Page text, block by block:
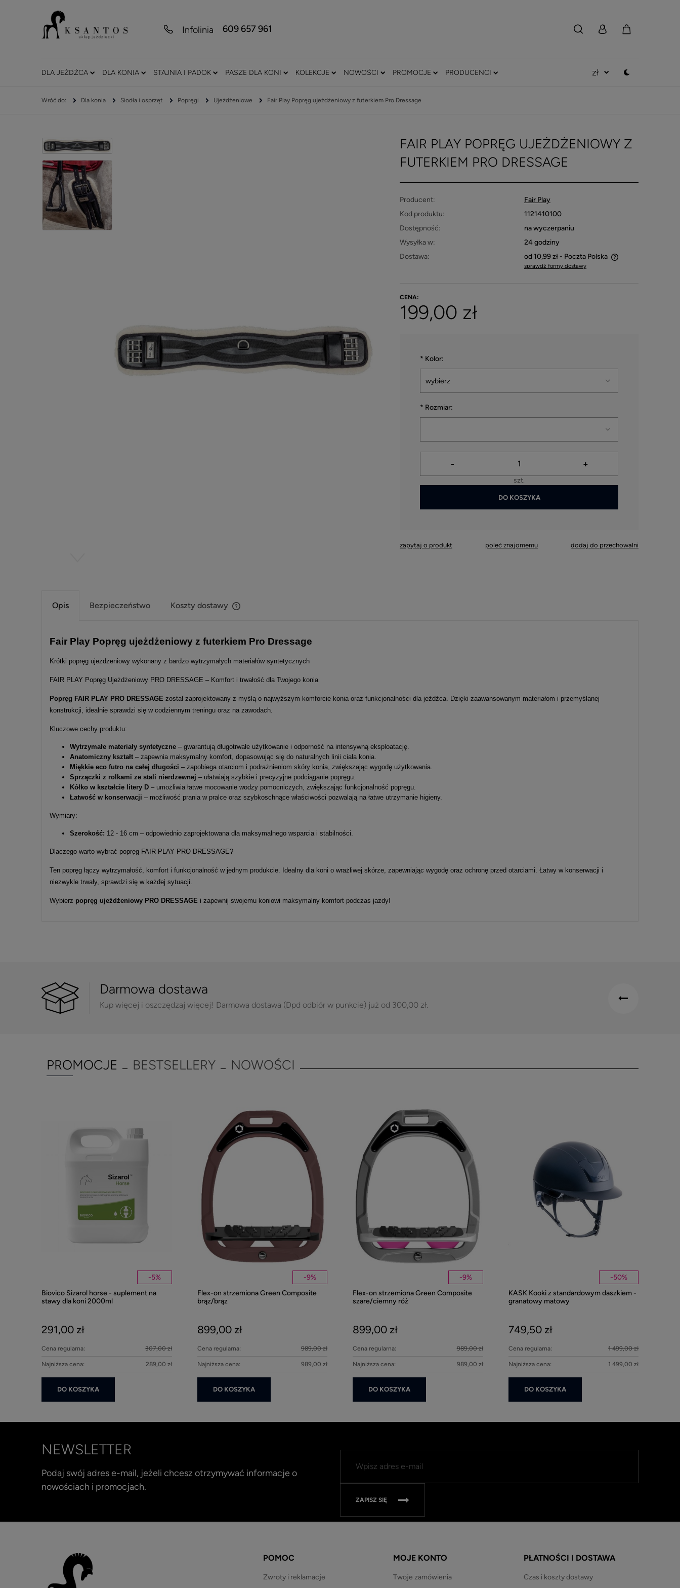
Infolinia 609 657 961
DLA JEŹDŹCA DLA KONIA STAJNIA I PADOK PASZE DLA KONI KOLEKCJE NOWOŚCI PROMOCJE PRODUCENCI
Dla konia Siodła i osprzęt Popręgi Ujeżdżeniowe Fair Play Popręg ujeżdżeniowy z futerkiem Pro Dressage
FAIR PLAY POPRĘG UJEŻDŻENIOWY Z
FUTERKIEM PRO DRESSAGE
Producent:
Fair Play
Kod produktu:
1121410100
Dostępność:
na wyczerpaniu
Wysyłka w:
24 godziny
Dostawa:
od 10,99 zł - Poczta Polska
sprawdź formy dostawy
CENA:
199,00 zł
* Kolor:
* Rozmiar:
- +
szt.
DO KOSZYKA
zapytaj o produkt poleć znajomemu dodaj do przechowalni
Opis Bezpieczeństwo Koszty dostawy
płatności
Fair Play Popręg ujeżdżeniowy z futerkiem Pro Dressage
Krótki popręg ujeżdżeniowy wykonany z bardzo wytrzymałych materiałów syntetycznych
FAIR PLAY Popręg Ujeżdżeniowy PRO DRESSAGE – Komfort i trwałość dla Twojego konia
Popręg FAIR PLAY PRO DRESSAGE został zaprojektowany z myślą o najwyższym komforcie konia oraz funkcjonalności dla jeźdźca. Dzięki zaawansowanym materiałom i przemyślanej
konstrukcji, idealnie sprawdzi się w codziennym treningu oraz na zawodach.
Kluczowe cechy produktu:
Wytrzymałe materiały syntetyczne – gwarantują długotrwałe użytkowanie i odporność na intensywną eksploatację.
Anatomiczny kształt – zapewnia maksymalny komfort, dopasowując się do naturalnych linii ciała konia.
Miękkie eco futro na całej długości – zapobiega otarciom i podrażnieniom skóry konia, zwiększając wygodę użytkowania.
Sprzączki z rolkami ze stali nierdzewnej – ułatwiają szybkie i precyzyjne podciąganie popręgu.
Kółko w kształcie litery D – umożliwia łatwe mocowanie wodzy pomocniczych, zwiększając funkcjonalność popręgu.
Łatwość w konserwacji – możliwość prania w pralce oraz szybkoschnące właściwości pozwalają na łatwe utrzymanie higieny.
Wymiary:
Szerokość: 12 - 16 cm – odpowiednio zaprojektowana dla maksymalnego wsparcia i stabilności.
Dlaczego warto wybrać popręg FAIR PLAY PRO DRESSAGE?
Ten popręg łączy wytrzymałość, komfort i funkcjonalność w jednym produkcie. Idealny dla koni o wrażliwej skórze, zapewniając wygodę oraz ochronę przed otarciami. Łatwy w konserwacji i
niezwykle trwały, sprawdzi się w każdej sytuacji.
Wybierz popręg ujeżdżeniowy PRO DRESSAGE i zapewnij swojemu koniowi maksymalny komfort podczas jazdy!
Darmowa dostawa
Kup więcej i oszczędzaj więcej! Darmowa dostawa (Dpd odbiór w punkcie) już od 300,00 zł.
PROMOCJE NOWOŚCI
BESTSELLERY
-5%
Biovico Sizarol horse - suplement na
stawy dla koni 2000ml
291,00 zł
Cena regularna: 307,00 zł
Najniższa cena: 289,00 zł
DO KOSZYKA
-9%
Flex-on strzemiona Green Composite
brąz/brąz
899,00 zł
Cena regularna: 989,00 zł
Najniższa cena: 989,00 zł
DO KOSZYKA
-9%
Flex-on strzemiona Green Composite
szare/ciemny róż
899,00 zł
Cena regularna: 989,00 zł
Najniższa cena: 989,00 zł
DO KOSZYKA
-50%
KASK Kooki z standardowym daszkiem -
granatowy matowy
749,50 zł
Cena regularna: 1 499,00 zł
Najniższa cena: 1 499,00 zł
DO KOSZYKA
NEWSLETTER
Podaj swój adres e-mail, jeżeli chcesz otrzymywać informacje o
nowościach i promocjach.
ZAPISZ SIĘ
POMOC
Zwroty i reklamacje
MOJE KONTO
Twoje zamówienia
PŁATNOŚCI I DOSTAWA
Czas i koszty dostawy